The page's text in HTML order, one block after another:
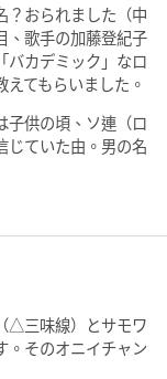
？おられました（中
、歌手の加藤登紀子
バカデミック」なロ
てもらいました。
子供の頃、ソ連（ロ
じていた由。男の名
△三味線）とサモワ
。そのオニイチャン